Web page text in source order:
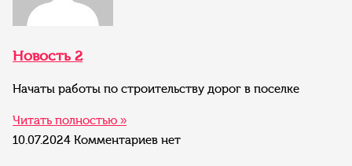
Новость 2
Начаты работы по строительству дорог в поселке
Читать полностью »
10.07.2024Комментариев нет